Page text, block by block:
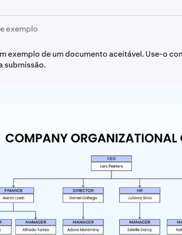
exemplo
exemplo de um documento aceitável. Use-o
submissão.